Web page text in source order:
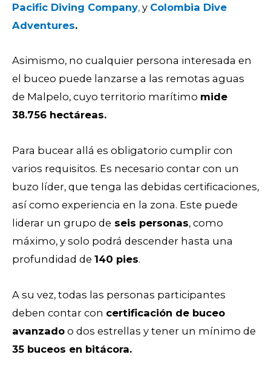
Pacific Diving Company, y Colombia Dive
Adventures.
Asimismo, no cualquier persona interesada en
el buceo puede lanzarse a las remotas aguas
de Malpelo, cuyo territorio marítimo mide
38.756 hectáreas.
Para bucear allá es obligatorio cumplir con
varios requisitos. Es necesario contar con un
buzo líder, que tenga las debidas certificaciones,
así como experiencia en la zona. Este puede
liderar un grupo de seis personas, como
máximo, y solo podrá descender hasta una
profundidad de 140 pies.
A su vez, todas las personas participantes
deben contar con certificación de buceo
avanzado o dos estrellas y tener un mínimo de
35 buceos en bitácora.